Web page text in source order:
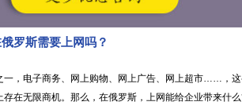
罗斯需要上网吗？
一，电子商务、网上购物、网上广告、网上超市……，这
在无限商机。那么，在俄罗斯，上网能给企业带来什